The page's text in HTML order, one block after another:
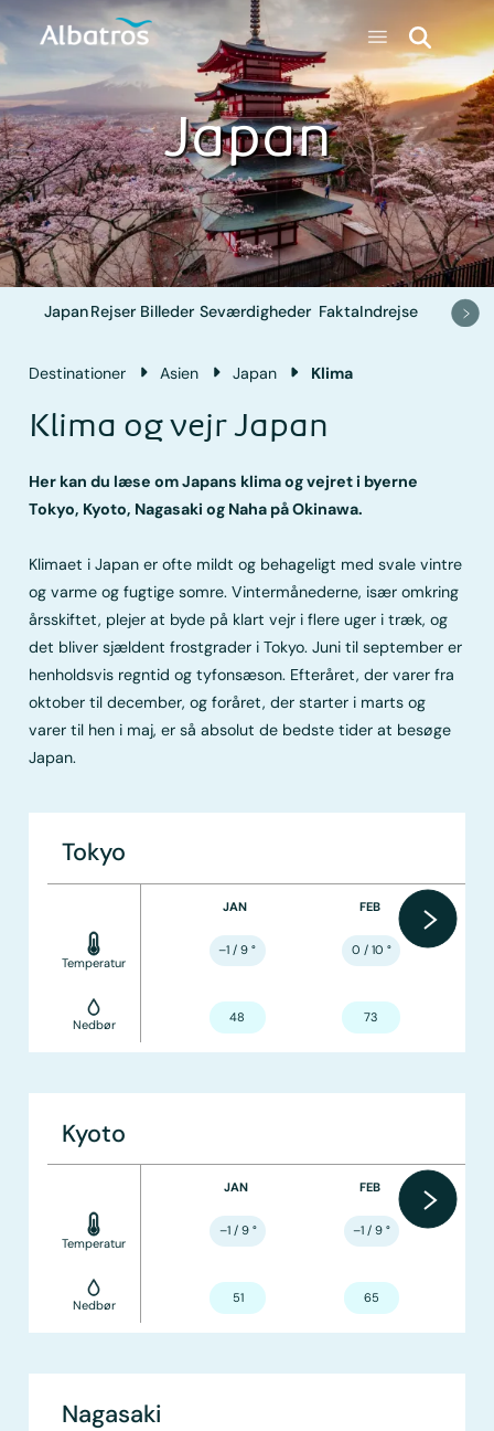
Japan
JapanRejser Billeder Seværdigheder FaktaIndrejse
Destinationer Asien Japan Klima
Klima og vejr Japan
Her kan du læse om Japans klima og vejret i byerne
Tokyo, Kyoto, Nagasaki og Naha på Okinawa.
Klimaet i Japan er ofte mildt og behageligt med svale vintre
og varme og fugtige somre. Vintermånederne, især omkring
årsskiftet, plejer at byde på klart vejr i flere uger i træk, og
det bliver sjældent frostgrader i Tokyo. Juni til september er
henholdsvis regntid og tyfonsæson. Efteråret, der varer fra
oktober til december, og foråret, der starter i marts og
varer til hen i maj, er så absolut de bedste tider at besøge
Japan.
Tokyo
Temperatur
Nedbør
JAN
–1 / 9 °
48
FEB
0 / 10 °
73
Kyoto
Temperatur
Nedbør
JAN
–1 / 9°
51
FEB
–1 / 9 °
65
Nagasaki